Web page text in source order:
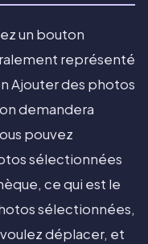
un bouton
représenté
Ajouter des photos
demandera
pouvez
sélectionnées
ce qui est le
sélectionnées,
déplacer, et